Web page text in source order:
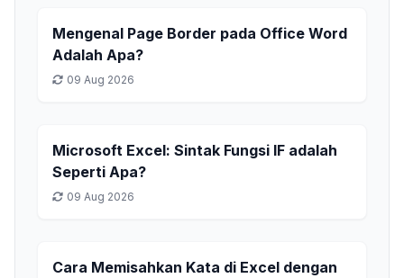
Mengenal Page Border pada Office Word
Adalah Apa?
09 Aug 2026
Microsoft Excel: Sintak Fungsi IF adalah
Seperti Apa?
09 Aug 2026
Cara Memisahkan Kata di Excel dengan